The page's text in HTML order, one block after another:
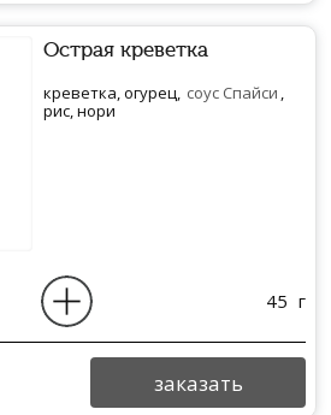
Острая креветка
креветка, огурец, соус Спайси ,
рис, нори
45 г
заказать